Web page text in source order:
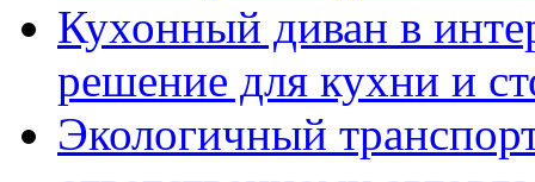
Кухонный диван в
решение для кухни и
Экологичный